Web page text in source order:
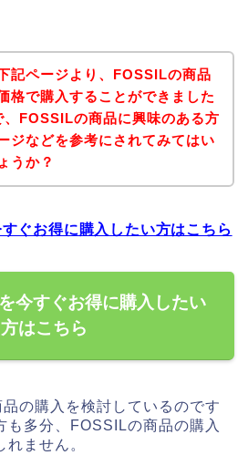
記ページより、FOSSILの商品
格で購入することができました
、FOSSILの商品に興味のある方
ジなどを参考にされてみてはい
うか？
ぐお得に購入したい方はこちら
今すぐお得に購入したい
方はこちら
の購入を検討しているのです
も多分、FOSSILの商品の購入
ません。